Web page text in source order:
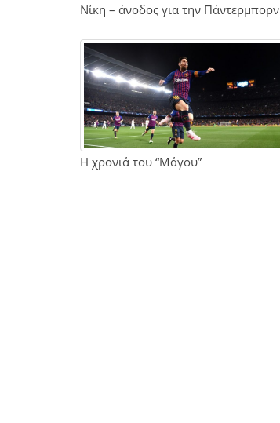
Νίκη – άνοδος για την Πάντερμπορν
Η χρονιά του “Μάγου”